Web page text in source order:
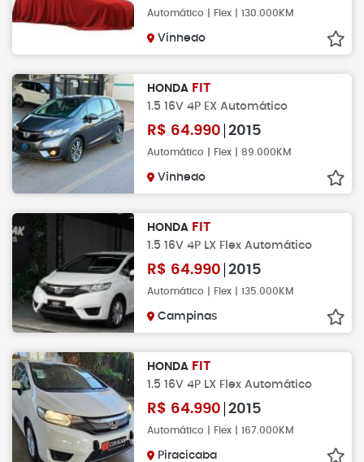
Automático | Flex | 130.000KM
Vinhedo
HONDA FIT
1.5 16V 4P EX Automático
R$ 64.990 2015
Automático | Flex | 89.000KM
Vinhedo
HONDA FIT
1.5 16V 4P LX Flex Automático
R$ 64.990 2015
Automático | Flex | 135.000KM
Campinas
HONDA FIT
1.5 16V 4P LX Flex Automático
R$ 64.990 2015
Automático | Flex | 167.000KM
Piracicaba